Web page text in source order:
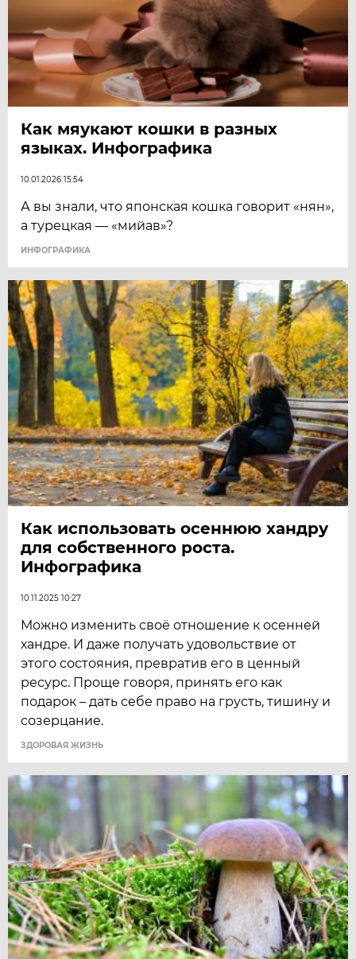
Как мяукают кошки в разных
языках. Инфографика
10.01.2026 15:54
А вы знали, что японская кошка говорит «нян»,
а турецкая — «мийав»?
ИНФОГРАФИКА
Как использовать осеннюю хандру
для собственного роста.
Инфографика
10.11.2025 10:27
Можно изменить своё отношение к осенней
хандре. И даже получать удовольствие от
этого состояния, превратив его в ценный
ресурс. Проще говоря, принять его как
подарок – дать себе право на грусть, тишину и
созерцание.
ЗДОРОВАЯ ЖИЗНЬ